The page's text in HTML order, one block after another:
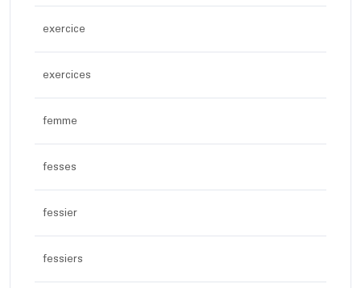
exercice
exercices
femme
fesses
fessier
fessiers